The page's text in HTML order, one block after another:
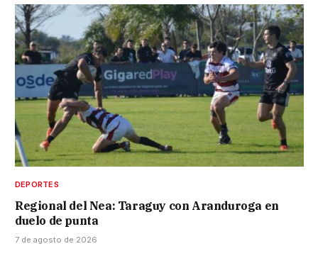
DEPORTES
Regional del Nea: Taraguy con Aranduroga en
duelo de punta
7 de agosto de 2026